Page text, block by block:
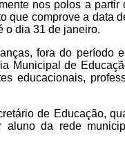
nos polos a
que comprove a data
o dia 31 de janeiro.
fora do período
Municipal de
educacionais,
de Educação,
aluno da rede